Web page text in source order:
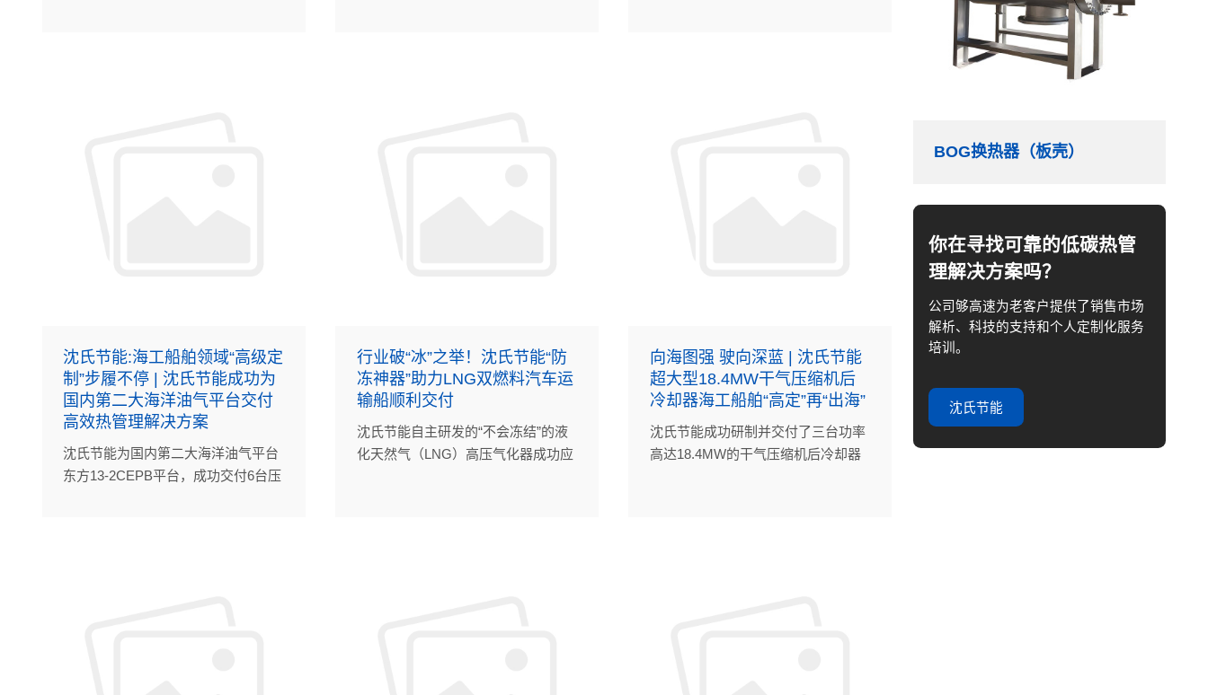
沈氏节能:海工船舶领域“高级定
制”步履不停 | 沈氏节能成功为
国内第二大海洋油气平台交付
高效热管理解决方案
沈氏节能为国内第二大海洋油气平台
东方13-2CEPB平台，成功交付6台压
行业破“冰”之举！沈氏节能“防
冻神器”助力LNG双燃料汽车运
输船顺利交付
沈氏节能自主研发的“不会冻结”的液
化天然气（LNG）高压气化器成功应
向海图强 驶向深蓝 | 沈氏节能
超大型18.4MW干气压缩机后
冷却器海工船舶“高定”再“出海”
沈氏节能成功研制并交付了三台功率
高达18.4MW的干气压缩机后冷却器
BOG换热器（板壳）
你在寻找可靠的低碳热管
理解决方案吗？
公司够高速为老客户提供了销售市场
解析、科技的支持和个人定制化服务
培训。
沈氏节能